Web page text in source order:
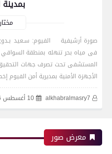
صورة أرشيفية الفيوم: سـعيد
فى مياه بحر تنهله بمنطقة السواقي
المستشفى تحت تصرف جهات
الأجهزة الأمنية بمديرية أمن الفيوم
alkhabralmasry7
10 أغسطس 2026
معرض صور
رياضة
اتحاد العاصمة الجزائرى
الإفريقية للمرة الثانية في